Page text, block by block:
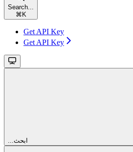
Search...
⌘ K
Get API Key
Get API Key
...ابحث